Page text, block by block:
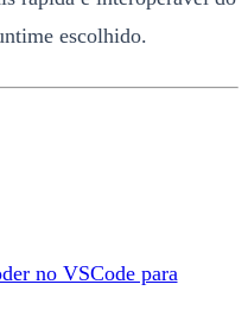
escolhido.
no VSCode para